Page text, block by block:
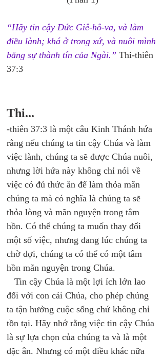
“Hãy tin cậy Đức Giê-hô-va, và làm
điều lành; khá ở trong xứ, và nuôi mình
bằng sự thành tín của Ngài.” Thi-thiên
37:3
Thi...
-thiên 37:3 là một câu Kinh Thánh hứa
rằng nếu chúng ta tin cậy Chúa và làm
việc lành, chúng ta sẽ được Chúa nuôi,
nhưng lời hứa này không chỉ nói về
việc có đủ thức ăn để làm thỏa mãn
chúng ta mà có nghĩa là chúng ta sẽ
thỏa lòng và mãn nguyện trong tâm
hồn. Có thể chúng ta muốn thay đổi
một số việc, nhưng đang lúc chúng ta
chờ đợi, chúng ta có thể có một tâm
hồn mãn nguyện trong Chúa.
Tin cậy Chúa là một lợi ích lớn lao
đối với con cái Chúa, cho phép chúng
ta tận hưởng cuộc sống chứ không chỉ
tồn tại. Hãy nhớ rằng việc tin cậy Chúa
là sự lựa chọn của chúng ta và là một
đặc ân. Nhưng có một điều khác nữa